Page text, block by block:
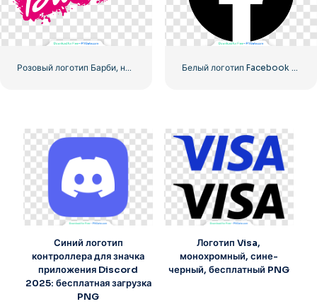
Синий логотип
контроллера для значка
приложения Discord
2025: бесплатная загрузка
PNG
Логотип Visa,
монохромный, сине-
черный, бесплатный PNG